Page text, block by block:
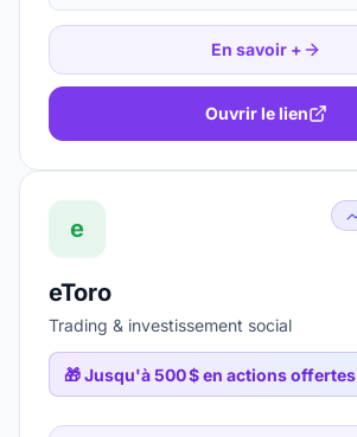
En savoir +
Ouvrir le lien
e
eToro
Trading & investissement social
🎁Jusqu'à 500 $ en actions offertes